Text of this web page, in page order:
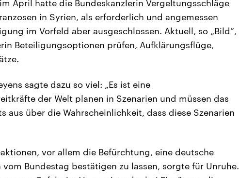
April hatte die Bundeskanzlerin Vergeltungsschläge
in Syrien, als erforderlich und angemessen
im Vorfeld aber ausgeschlossen. Aktuell, so „Bild“,
Beteiligungsoptionen prüfen, Aufklärungsflüge,
sagte dazu so viel: „Es ist eine
der Welt planen in Szenarien und müssen das
aus über die Wahrscheinlichkeit, dass diese Szenarien
vor allem die Befürchtung, eine deutsche
Bundestag bestätigen zu lassen, sorgte für Unruhe.